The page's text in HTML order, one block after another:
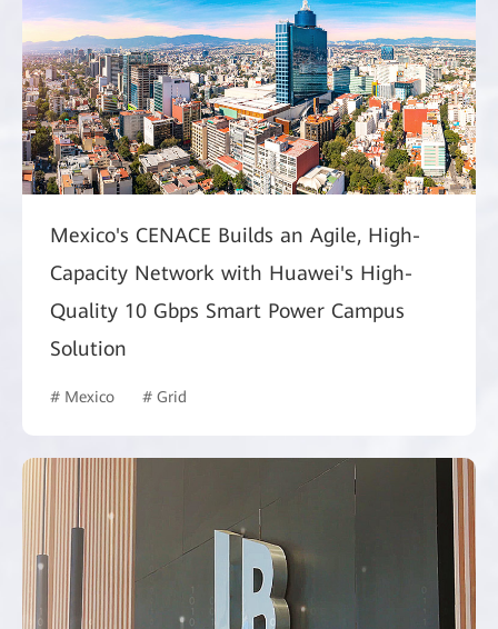
Mexico's CENACE Builds an Agile, High-
Capacity Network with Huawei's High-
Quality 10 Gbps Smart Power Campus
Solution
# Mexico # Grid